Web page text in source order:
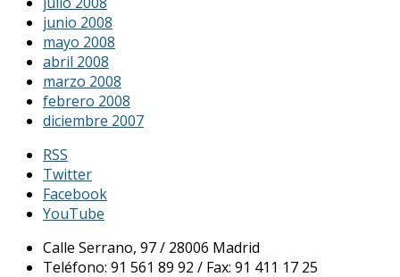
junio 2008
mayo 2008
abril 2008
marzo 2008
febrero 2008
diciembre 2007
RSS
Twitter
Facebook
YouTube
Calle Serrano, 97 / 28006 Madrid
Teléfono: 91 561 89 92 / Fax: 91 411 17 25